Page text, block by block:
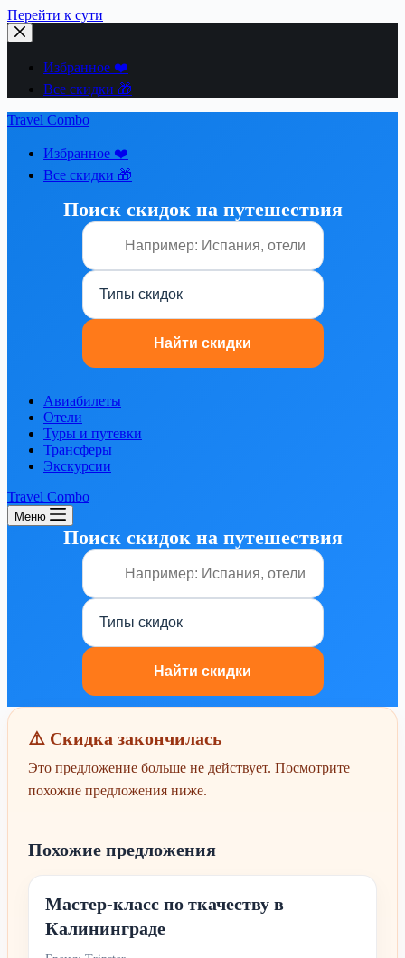
Перейти к сути
Избранное ❤️
Все скидки 🎁
Travel Combo
Избранное ❤️
Все скидки 🎁
Поиск скидок на путешествия
Авиабилеты
Отели
Туры и путевки
Трансферы
Экскурсии
Travel Combo
Меню
Поиск скидок на путешествия
⚠️ Скидка закончилась
Это предложение больше не действует. Посмотрите
похожие предложения ниже.
Похожие предложения
Мастер-класс по ткачеству в
Калининграде